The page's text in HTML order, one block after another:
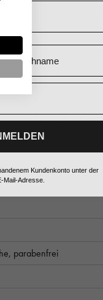
Ihrer Haut
parabenfrei
Kundenkonto unter der
Mail-Adresse.